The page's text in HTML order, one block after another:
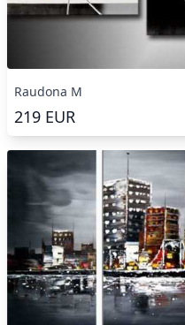
Raudona M
219 EUR